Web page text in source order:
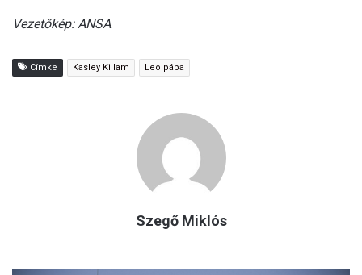
Vezetőkép: ANSA
Címke Kasley Killam Leo pápa
Szegő Miklós